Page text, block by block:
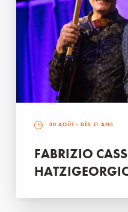
30 AOÛT - DÈS 11 ANS
FABRIZIO